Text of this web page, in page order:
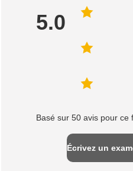
5.0
Basé sur 50 avis pour ce
Écrivez un